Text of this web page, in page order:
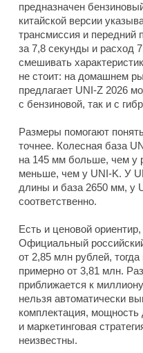
предназначен
китайской версии
трансмиссия и передний
за 7,8 секунды и расход
смешивать
не стоит: на домашнем
предлагает UNI-Z 2026
с бензиновой, так и с
Размеры помогают
точнее. Колесная база
на 145 мм больше, чем у
меньше, чем у UNI-K. У
длины и база 2650 мм, у
соответственно.
Есть и ценовой ориентир,
Официальный
от 2,85 млн рублей,
примерно от 3,81 млн.
приближается к
нельзя автоматически
комплектация, мощность
и маркетинговая
неизвестны.